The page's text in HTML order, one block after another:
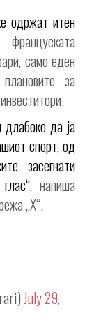
одржат итен
само еден
за
длабоко да ја
спорт, од
засегнати
, напиша
„X“.
July 29,